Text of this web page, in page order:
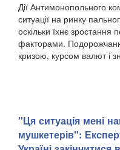
Дії Антимонопольного
ситуації на ринку
оскільки їхнє
факторами.
кризою, курсом валют і
"Ця ситуація мені
мушкетерів":